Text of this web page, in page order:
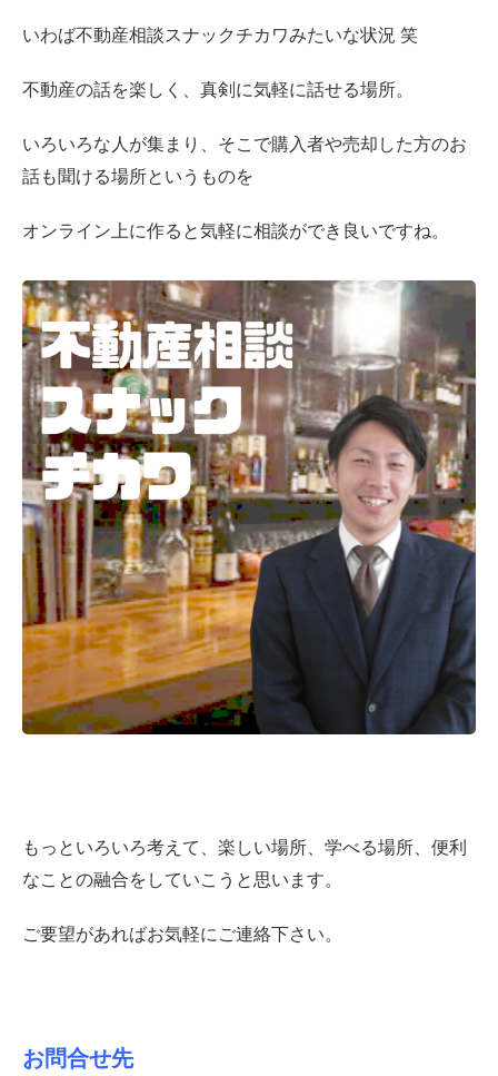
いわば不動産相談スナックチカワみたいな状況 笑
不動産の話を楽しく、真剣に気軽に話せる場所。
いろいろな人が集まり、そこで購入者や売却した方のお
話も聞ける場所というものを
オンライン上に作ると気軽に相談ができ良いですね。
もっといろいろ考えて、楽しい場所、学べる場所、便利
なことの融合をしていこうと思います。
ご要望があればお気軽にご連絡下さい。
お問合せ先